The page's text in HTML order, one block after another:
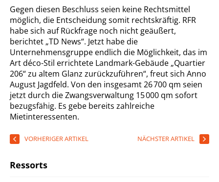
Gegen diesen Beschluss seien keine Rechtsmittel
möglich, die Entscheidung somit rechtskräftig. RFR
habe sich auf Rückfrage noch nicht geäußert,
berichtet „TD News“. Jetzt habe die
Unternehmensgruppe endlich die Möglichkeit, das im
Art déco-Stil errichtete Landmark-Gebäude „Quartier
206“ zu altem Glanz zurückzuführen“, freut sich Anno
August Jagdfeld. Von den insgesamt 26 700 qm seien
jetzt durch die Zwangsverwaltung 15 000 qm sofort
bezugsfähig. Es gebe bereits zahlreiche
Mietinteressenten.
VORHERIGER ARTIKEL NÄCHSTER ARTIKEL
Ressorts